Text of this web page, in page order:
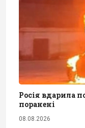
Росія вдарила
поранені
08.08.2026